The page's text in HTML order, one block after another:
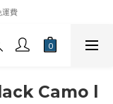
費
Camo l